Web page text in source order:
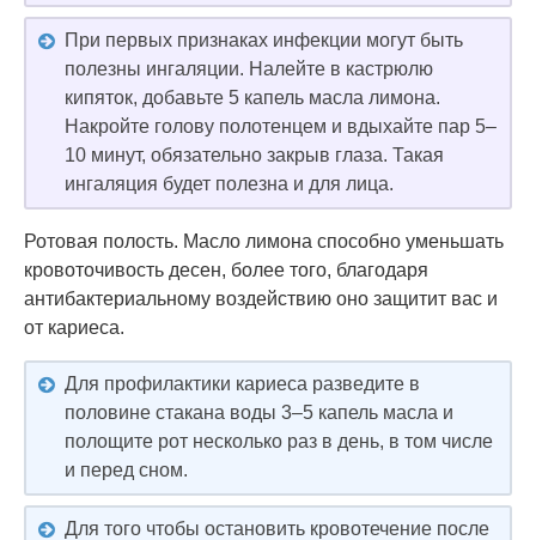
При первых признаках инфекции могут быть
полезны ингаляции. Налейте в кастрюлю
кипяток, добавьте 5 капель масла лимона.
Накройте голову полотенцем и вдыхайте пар 5–
10 минут, обязательно закрыв глаза. Такая
ингаляция будет полезна и для лица.
Ротовая полость. Масло лимона способно уменьшать
кровоточивость десен, более того, благодаря
антибактериальному воздействию оно защитит вас и
от кариеса.
Для профилактики кариеса разведите в
половине стакана воды 3–5 капель масла и
полощите рот несколько раз в день, в том числе
и перед сном.
Для того чтобы остановить кровотечение после